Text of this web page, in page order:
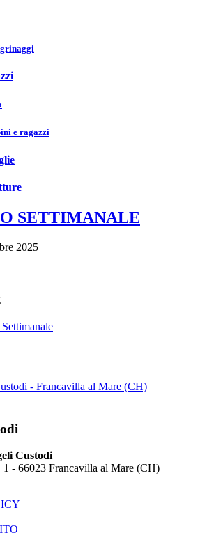
e ragazzi
SETTIMANALE
2025
Custodi
1 - 66023 Francavilla al Mare (CH)